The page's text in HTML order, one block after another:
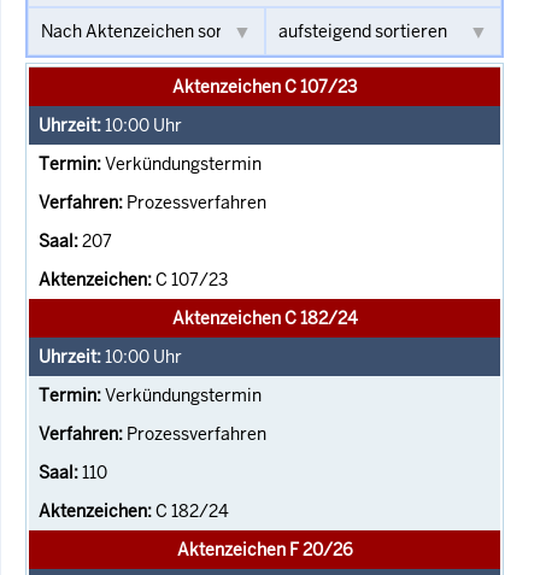
Aktenzeichen C 107/23
10:00 Uhr
Verkündungstermin
Prozessverfahren
207
C 107/23
Aktenzeichen C 182/24
10:00 Uhr
Verkündungstermin
Prozessverfahren
110
C 182/24
Aktenzeichen F 20/26